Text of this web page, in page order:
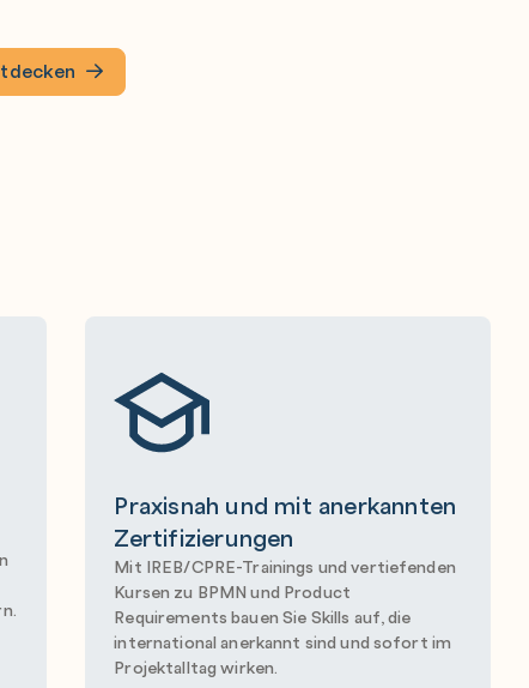
Praxisnah und mit anerkannten
Zertifizierungen
Mit IREB/CPRE-Trainings und vertiefenden
Kursen zu BPMN und Product
Requirements bauen Sie Skills auf, die
international anerkannt sind und sofort im
Projektalltag wirken.